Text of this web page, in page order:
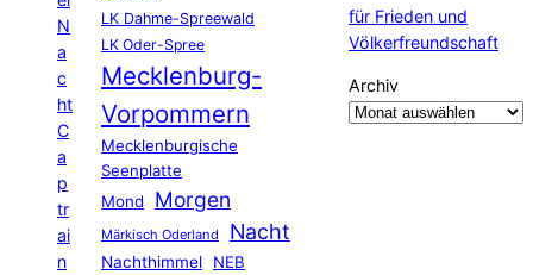
N
a
c
ht
C
a
p
tr
ai
n
LK Dahme-Spreewald
LK Oder-Spree
Mecklenburg-
Vorpommern
Mecklenburgische
Seenplatte
Mond
Morgen
Märkisch Oderland Nacht
Nachthimmel
NEB
für Frieden und
Völkerfreundschaft
Archiv